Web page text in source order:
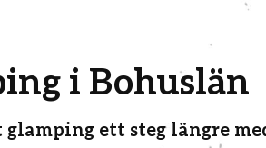
i Bohuslän
ett steg längre